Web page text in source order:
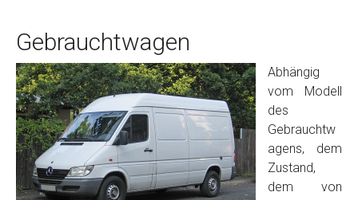
Email
PLZ und Ort
Foto Nr. 1
Gebrauchtwagen
Abhängig
vom Modell
des
Gebrauchtw
agens, dem
Zustand,
dem von